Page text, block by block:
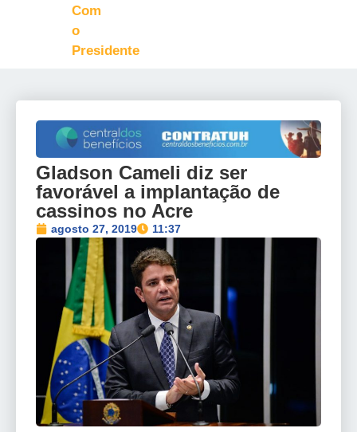
Com
o
Presidente
Gladson Cameli diz ser
favorável a implantação de
cassinos no Acre
agosto 27, 2019 11:37